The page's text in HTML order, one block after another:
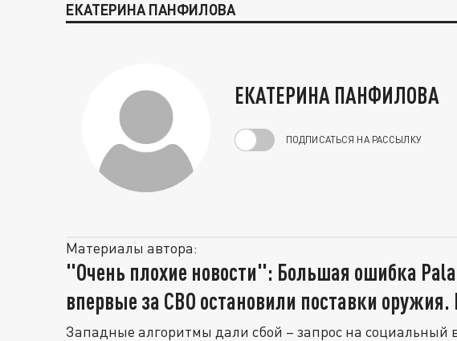
ЕКАТЕРИНА ПАНФИЛОВА
ЕКАТЕРИНА ПАНФИЛОВА
ПОДПИСАТЬСЯ НА РАССЫЛКУ
Материалы автора:
"Очень плохие новости": Большая ошибка
впервые за СВО остановили поставки
Западные алгоритмы дали сбой – запрос на социальный